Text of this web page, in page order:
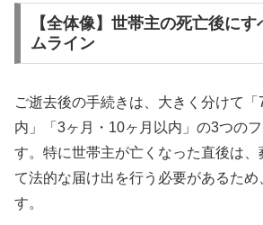
【全体像】世帯主の死亡後に
ムライン
ご逝去後の手続きは、大きく分けて
内」「3ヶ月・10ヶ月以内」の3つの
す。特に世帯主が亡くなった直後は、
て法的な届け出を行う必要があるため
す。